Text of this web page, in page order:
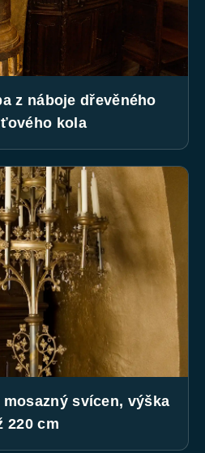
z náboje dřevěného
kola
svícen, výška
220 cm